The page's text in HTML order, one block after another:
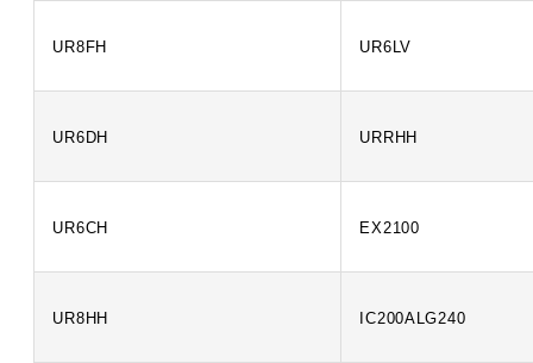
UR8FH UR6LV
UR6DH URRHH
UR6CH EX2100
UR8HH IC200ALG240